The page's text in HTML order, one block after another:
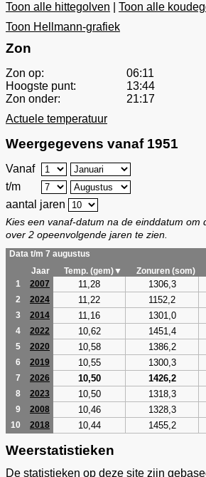
Toon alle hittegolven
Toon alle
Toon Hellmann-grafiek
Zon
Zon op:
06:11
Hoogste punt:
13:44
Zon onder:
21:17
Actuele temperatuur
Weergegevens vanaf 1951
Vanaf
t/m
aantal jaren
Kies een vanaf-datum na de einddatum om
over 2 opeenvolgende jaren te zien.
Data t/m 7 augustus
Jaar
Temp. (gem)▼ Zonuren (som)
1
2007 11,28 1306,3
2 2024 11,22 1152,2
3 2014 11,16 1301,0
4 2022 10,62 1451,4
5 2020 10,58 1386,2
6 2019 10,55 1300,3
7 2026 10,50 1426,2
8 2023 10,50 1318,3
9 2008 10,46 1328,3
10 2018 10,44 1455,2
Weerstatistieken
De statistieken op deze site zijn